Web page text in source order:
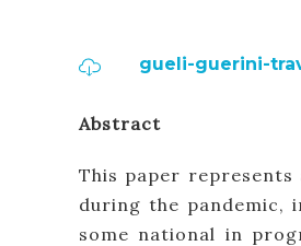
gueli-guerini-
Abstract
This paper
during the pandemic,
some national in